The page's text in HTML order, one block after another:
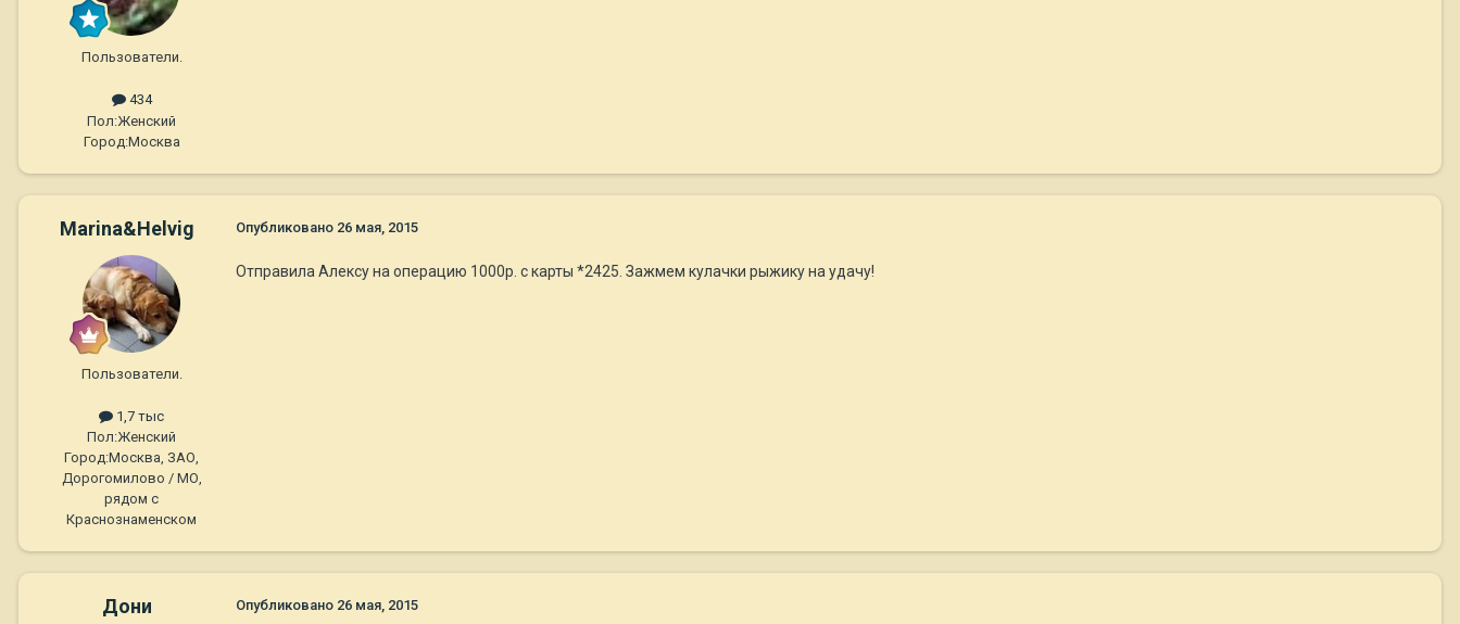
Пользователи.
434
Пол:Женский
Город:Москва
Marina&Helvig
Пользователи.
1,7 тыс
Пол:Женский
Город:Москва, ЗАО,
Дорогомилово / МО,
рядом с
Краснознаменском
Опубликовано 26 мая, 2015
Отправила Алексу на операцию 1000р. с карты *2425. Зажмем кулачки рыжику на удачу!
Дони Опубликовано 26 мая, 2015